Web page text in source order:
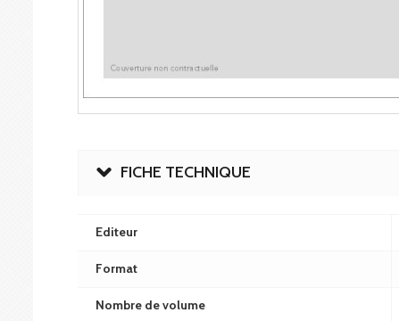
FICHE TECHNIQUE
Editeur
Format
Nombre de volume